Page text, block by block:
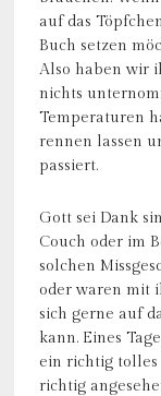
auf das
Buch setzen
Also haben wir
nichts
Temperaturen
rennen lassen
passiert.
Gott sei Dank
Couch oder im
solchen
oder waren mit
sich gerne auf
kann. Eines
ein richtig tolles
richtig